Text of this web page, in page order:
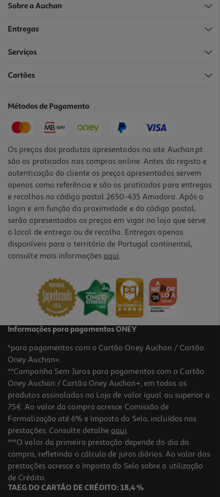
-10%
12,20 € PVP de editor
-10%
Livro Geronimo Stilton N:24 O Grande Camp De Futebol
PVP de editor
10,71 €
Livro As Gémeas 17 - Leonor Uma Nova Aluna
8.91 €/un
10,90 € PVP de editor
8,91 €
Sobre a Auchan
Entregas
Serviços
Cartões
Métodos de Pagamento
Os preços dos produtos apresentados no site Auchan.pt
são os praticados nas compras online. Antes do registo e
autenticação do cliente os preços apresentados servem
apenas como referência e são os praticados para entregas
e recolhas no código postal 2650-435 Amadora. Após o
login e em função da proximidade e do código postal,
serão apresentados os preços em vigor na loja que serve
o local de entrega ou de recolha. Entregas apenas
disponíveis para o território de Portugal continental,
consulte mais informações aqui.
Informações para pagamentos ONEY
*para pagamentos com o Cartão Oney Auchan / Cartão
Oney Auchan+.
**Campanha Sem Juros para pagamentos com o Cartão
Oney Auchan / Cartão Oney Auchan+, em todos os
produtos assinalados na Loja de valor igual ou superior a
75€. Ao valor da compra acresce Comissão de
Formalização até 6% e Imposto do Selo, incluídos nas
prestações. Consulte detalhe aqui.
***O valor da primeira prestação depende do dia da
compra, refletindo o cálculo de juros diários. Ao valor das
prestações acresce o Imposto do Selo sobre a utilização
de Crédito.
TAEG DO CARTÃO DE CRÉDITO: 18,4 %